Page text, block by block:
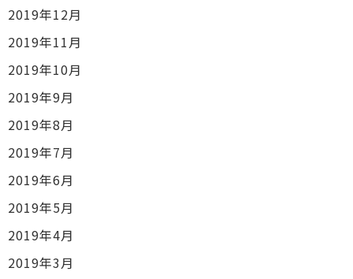
2019年12月
2019年11月
2019年10月
2019年9月
2019年8月
2019年7月
2019年6月
2019年5月
2019年4月
2019年3月